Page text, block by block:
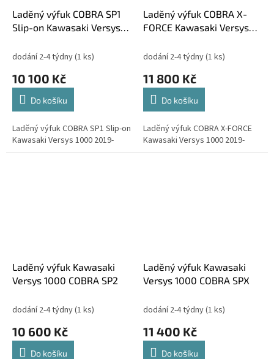
Laděný výfuk COBRA SP1
Slip-on Kawasaki Versys
dodání 2-4 týdny(1 ks)
10 100 Kč
Do košíku
Laděný výfuk COBRA SP1 Slip-on
Kawasaki Versys 1000 2019-
Laděný výfuk COBRA X-
FORCE Kawasaki Versys
dodání 2-4 týdny(1 ks)
11 800 Kč
Do košíku
Laděný výfuk COBRA X-FORCE
Kawasaki Versys 1000 2019-
Laděný výfuk Kawasaki
Versys 1000 COBRA SP2
dodání 2-4 týdny(1 ks)
10 600 Kč
Do košíku
Laděný výfuk Kawasaki
Versys 1000 COBRA SPX
dodání 2-4 týdny(1 ks)
11 400 Kč
Do košíku